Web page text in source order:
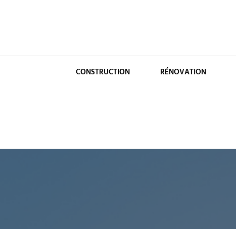
CONSTRUCTION RÉNOVATION